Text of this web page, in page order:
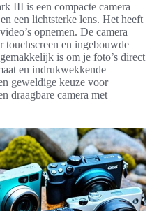
III is een compacte camera
een lichtsterke lens. Het heeft
opnemen. De camera
touchscreen en ingebouwde
is om je foto’s direct
en indrukwekkende
geweldige keuze voor
draagbare camera met